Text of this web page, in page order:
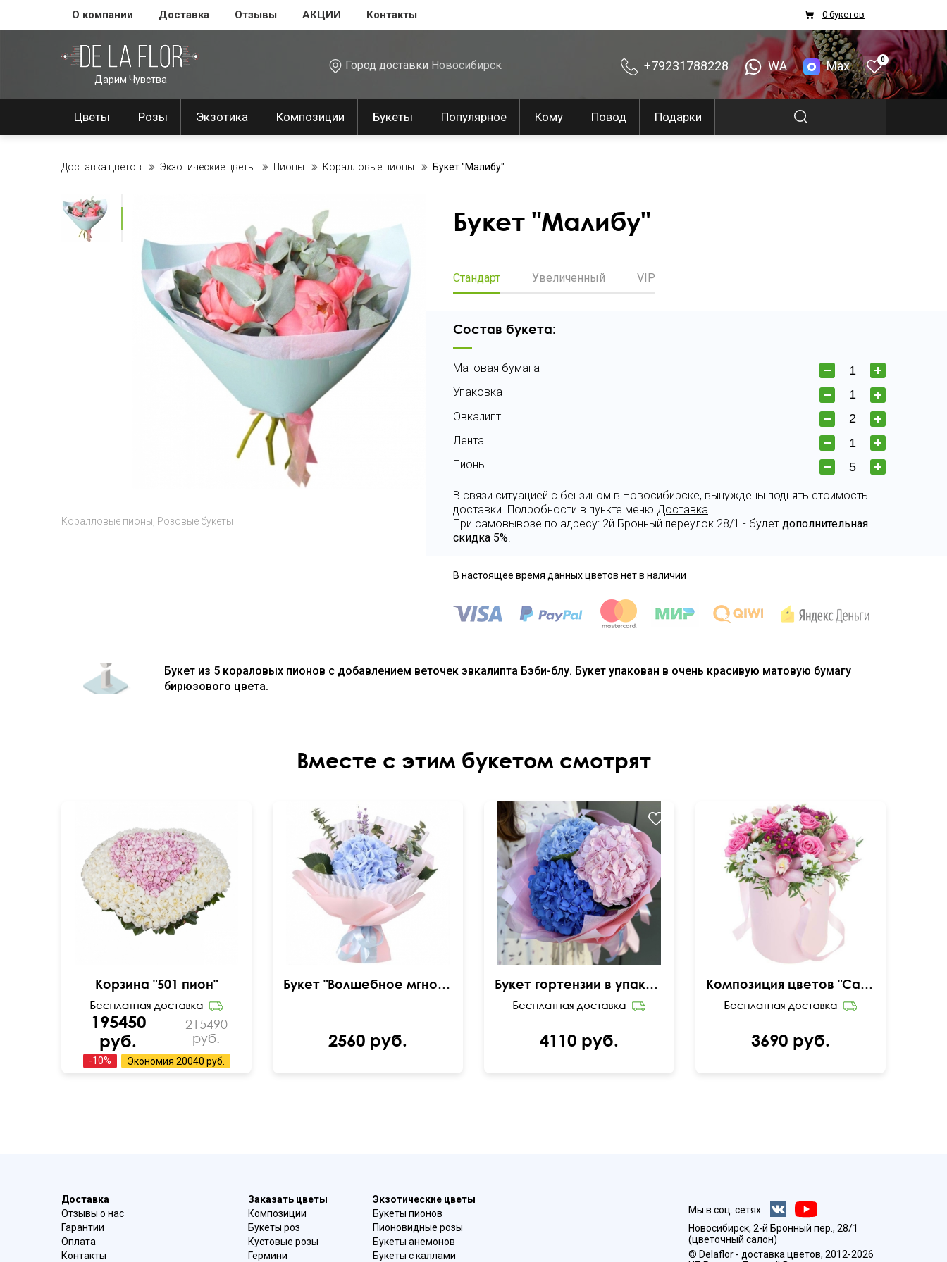
О компании Доставка Отзывы АКЦИИ Контакты 0 букетов
Дарим Чувства
Город доставки Новосибирск +79231788228 WA Max 0
Цветы Розы Экзотика Композиции Букеты Популярное Кому Повод Подарки
Доставка цветов Экзотические цветы Пионы Коралловые пионы Букет "Малибу"
Коралловые пионы Розовые букеты
Букет "Малибу"
Стандарт Увеличенный VIP
Состав букета:
Матовая бумага
Упаковка
Эвкалипт
Лента
Пионы
В связи ситуацией с бензином в Новосибирске, вынуждены поднять стоимость
доставки. Подробности в пункте меню Доставка.
При самовывозе по адресу: 2й Бронный переулок 28/1 - будет дополнительная
скидка 5%!
В настоящее время данных цветов нет в наличии
Букет из 5 кораловых пионов с добавлением веточек эвкалипта Бэби-блу. Букет упакован в очень красивую матовую бумагу
бирюзового цвета.
Вместе с этим букетом смотрят
Корзина "501 пион"
195450
руб.
215490
руб.
-10% Экономия 20040 руб.
Букет "Волшебное мгновение"
2560 руб.
Букет гортензии в упаковке
4110 руб.
Композиция цветов "Самой нежной"
3690 руб.
Доставка
Отзывы о нас
Гарантии
Оплата
Контакты
Заказать цветы
Композиции
Букеты роз
Кустовые розы
Гермини
Экзотические цветы
Букеты пионов
Пионовидные розы
Букеты анемонов
Букеты с каллами
Мы в соц. сетях:
Новосибирск, 2-й Бронный пер., 28/1
(цветочный салон)
© Delaflor - доставка цветов, 2012-2026